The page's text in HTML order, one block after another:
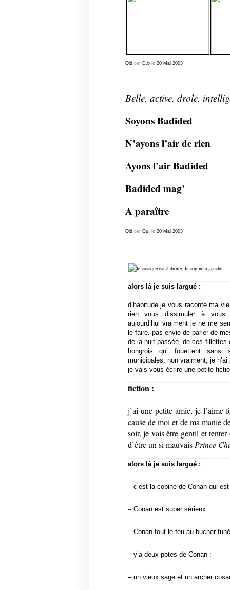
Old par D.ble 20 Mai 2003
Belle, active, drole,
Soyons Badided
N’ayons l’air de rien
Ayons l’air Badided
Badided mag’
A paraître
Old par Gu. le 20 Mai 2003
alors là je suis largué :
d’habitude je vous raconte ma
rien vous dissimuler à vous
aujourd’hui vraiment je ne me
le faire. pas envie de parler de
de la nuit passée, de ces fillettes
hongrois qui fouettent sans
municipales. non vraiment, je
je vais vous écrire une petite
fiction :
j’ai une petite amie, je l’aime
cause de moi et de ma manie
soir, je vais être gentil et
d’être un si mauvais Prince
alors là je suis largué :
– c’est la copine de Conan qui
– Conan est super sérieux
– Conan fout le feu au bucher
– y’a deux potes de Conan :
– un vieux sage et un archer